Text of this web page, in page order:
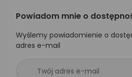
Powiadom mnie o
Wyślemy powiadomienie o
adres e-mail